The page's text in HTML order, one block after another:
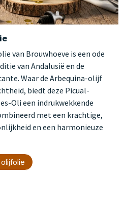
van Brouwhoeve is een ode
van Andalusië en de
Waar de Arbequina-olijf
biedt deze Picual-
Oli een indrukwekkende
met een krachtige,
en een harmonieuze